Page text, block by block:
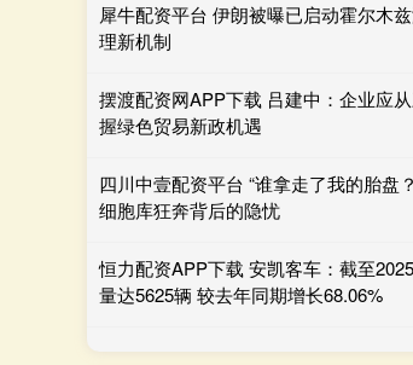
犀牛配资平台 伊朗被曝已启动霍尔木
理新机制
摆渡配资网APP下载 吕建中：企业应
握绿色贸易新政机遇
四川中壹配资平台 “谁拿走了我的胎盘
细胞库狂奔背后的隐忧
恒力配资APP下载 安凯客车：截至
量达5625辆 较去年同期增长68.06%